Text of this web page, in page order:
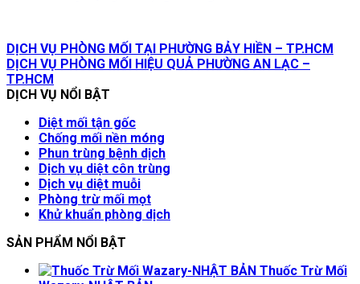
DỊCH VỤ PHÒNG MỐI TẠI PHƯỜNG BẢY HIỀN – TP.HCM
DỊCH VỤ PHÒNG MỐI HIỆU QUẢ PHƯỜNG AN LẠC –
TP.HCM
DỊCH VỤ NỔI BẬT
Diệt mối tận gốc
Chống mối nền móng
Phun trùng bệnh dịch
Dịch vụ diệt côn trùng
Dịch vụ diệt muỗi
Phòng trừ mối mọt
Khử khuẩn phòng dịch
SẢN PHẨM NỔI BẬT
Thuốc Trừ Mối